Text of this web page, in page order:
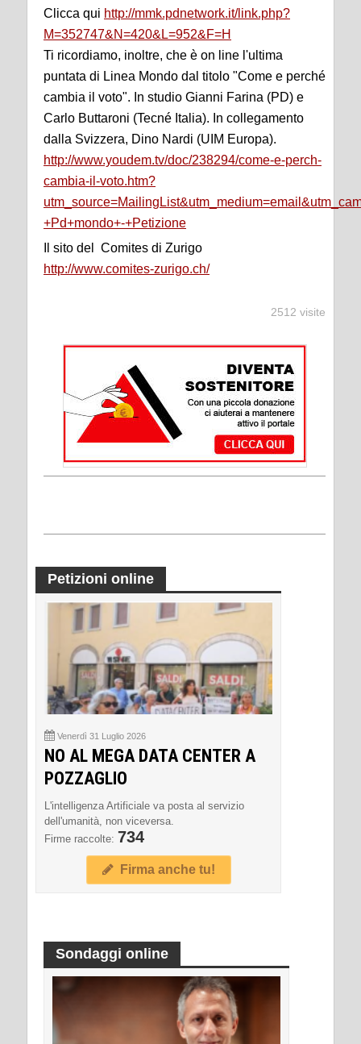
Clicca qui http://mmk.pdnetwork.it/link.php?
M=352747&N=420&L=952&F=H
Ti ricordiamo, inoltre, che è on line l'ultima
puntata di Linea Mondo dal titolo "Come e perché
cambia il voto". In studio Gianni Farina (PD) e
Carlo Buttaroni (Tecné Italia). In collegamento
dalla Svizzera, Dino Nardi (UIM Europa).
http://www.youdem.tv/doc/238294/come-e-perch-
cambia-il-voto.htm?
+Pd+mondo+-+Petizione
Il sito del Comites di Zurigo
http://www.comites-zurigo.ch/
2512 visite
Petizioni online
Venerdì 31 Luglio 2026
NO AL MEGA DATA CENTER A
POZZAGLIO
L'intelligenza Artificiale va posta al servizio
dell'umanità, non viceversa.
Firme raccolte: 734
Firma anche tu!
Sondaggi online